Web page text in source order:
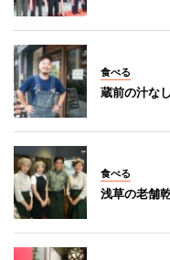
食べる
蔵前の汁な
食べる
浅草の老舗